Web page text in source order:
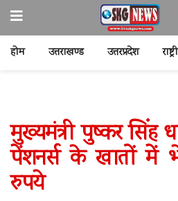
होम उत्तराखण्ड उत्तरप्रदेश
मुख्यमंत्री पुष्कर सिंह
पेंशनर्स के खातों में
रुपये